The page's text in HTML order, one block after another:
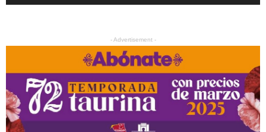
- Advertisement -